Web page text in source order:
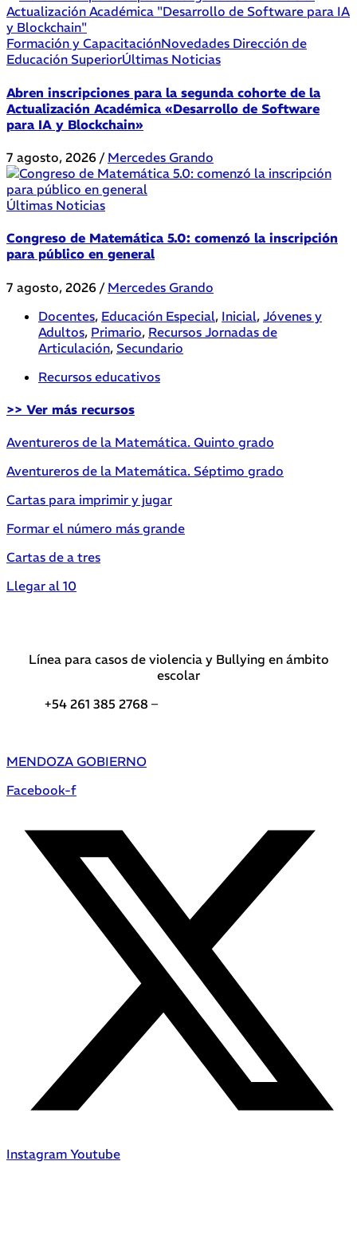
Formación y CapacitaciónNovedades Dirección de
Educación SuperiorÚltimas Noticias
Abren inscripciones para la segunda cohorte de la
Actualización Académica «Desarrollo de Software
para IA y Blockchain»
7 agosto, 2026 / Mercedes Grando
Últimas Noticias
Congreso de Matemática 5.0: comenzó la inscripción
para público en general
7 agosto, 2026 / Mercedes Grando
Docentes, Educación Especial, Inicial, Jóvenes y
Adultos, Primario, Recursos Jornadas de
Articulación, Secundario
Recursos educativos
>> Ver más recursos
Aventureros de la Matemática. Quinto grado
Aventureros de la Matemática. Séptimo grado
Cartas para imprimir y jugar
Formar el número más grande
Cartas de a tres
Llegar al 10
Línea para casos de violencia y Bullying en ámbito
escolar
+54 261 385 2768 –
MENDOZA GOBIERNO
Facebook-f
Instagram Youtube